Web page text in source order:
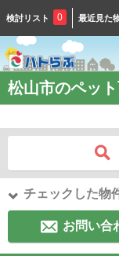
検討リスト 0 最近見た
松山市のペッ
チェックした物
お問い合